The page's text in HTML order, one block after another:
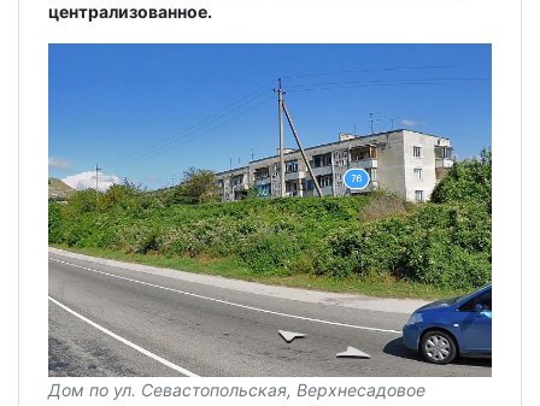
централизованное.
Дом по ул. Севастопольская, Верхнесадовое